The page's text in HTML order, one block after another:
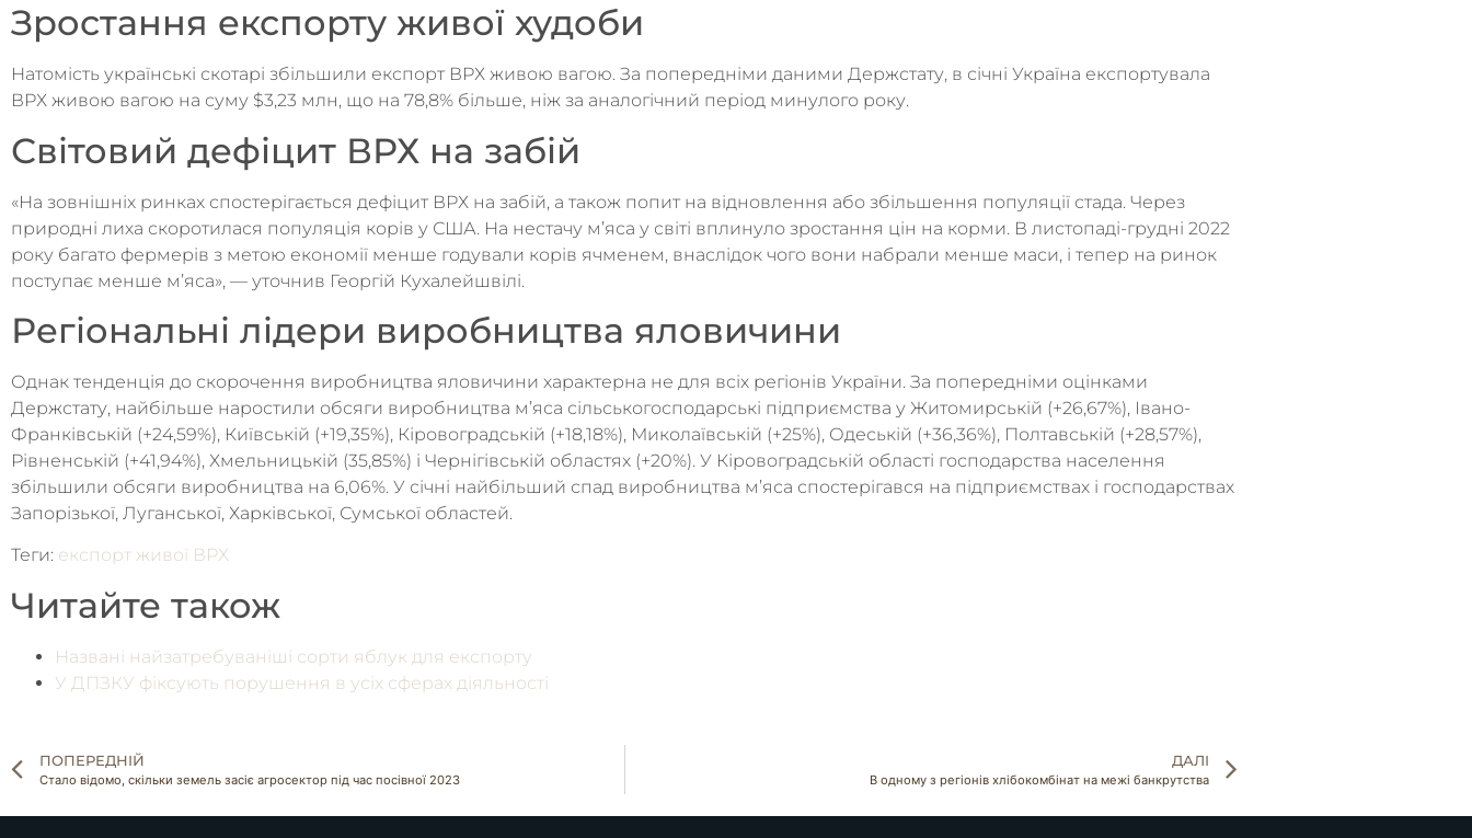
Зростання експорту живої худоби
Натомість українські скотарі збільшили експорт ВРХ живою вагою. За попередніми даними Держстату, в січні Україна експортувала
ВРХ живою вагою на суму $3,23 млн, що на 78,8% більше, ніж за аналогічний період минулого року.
Світовий дефіцит ВРХ на забій
«На зовнішніх ринках спостерігається дефіцит ВРХ на забій, а також попит на відновлення або збільшення популяції стада. Через
природні лиха скоротилася популяція корів у США. На нестачу м’яса у світі вплинуло зростання цін на корми. В листопаді-грудні 2022
року багато фермерів з метою економії менше годували корів ячменем, внаслідок чого вони набрали менше маси, і тепер на ринок
поступає менше м’яса», — уточнив Георгій Кухалейшвілі.
Регіональні лідери виробництва яловичини
Однак тенденція до скорочення виробництва яловичини характерна не для всіх регіонів України. За попередніми оцінками
Держстату, найбільше наростили обсяги виробництва м’яса сільськогосподарські підприємства у Житомирській (+26,67%), Івано-
Франківській (+24,59%), Київській (+19,35%), Кіровоградській (+18,18%), Миколаївській (+25%), Одеській (+36,36%), Полтавській (+28,57%),
Рівненській (+41,94%), Хмельницькій (35,85%) і Чернігівській областях (+20%). У Кіровоградській області господарства населення
збільшили обсяги виробництва на 6,06%. У січні найбільший спад виробництва м’яса спостерігався на підприємствах і господарствах
Запорізької, Луганської, Харківської, Сумської областей.
Теги: експорт живої ВРХ
Читайте також
Названі найзатребуваніші сорти яблук для експорту
У ДПЗКУ фіксують порушення в усіх сферах діяльності
ПОПЕРЕДНІЙ
Стало відомо, скільки земель засіє агросектор під час посівної 2023
ДАЛІ
В одному з регіонів хлібокомбінат на межі банкрутства